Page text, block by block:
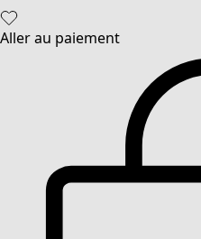
Aller au paiement